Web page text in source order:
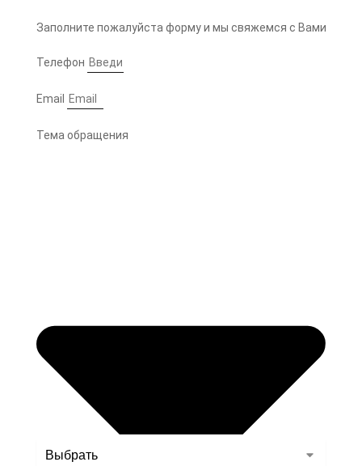
Заполните пожалуйста форму и мы свяжемся с Вами
Телефон
Email
Тема обращения